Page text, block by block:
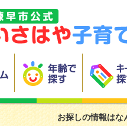
お探しの情報はな